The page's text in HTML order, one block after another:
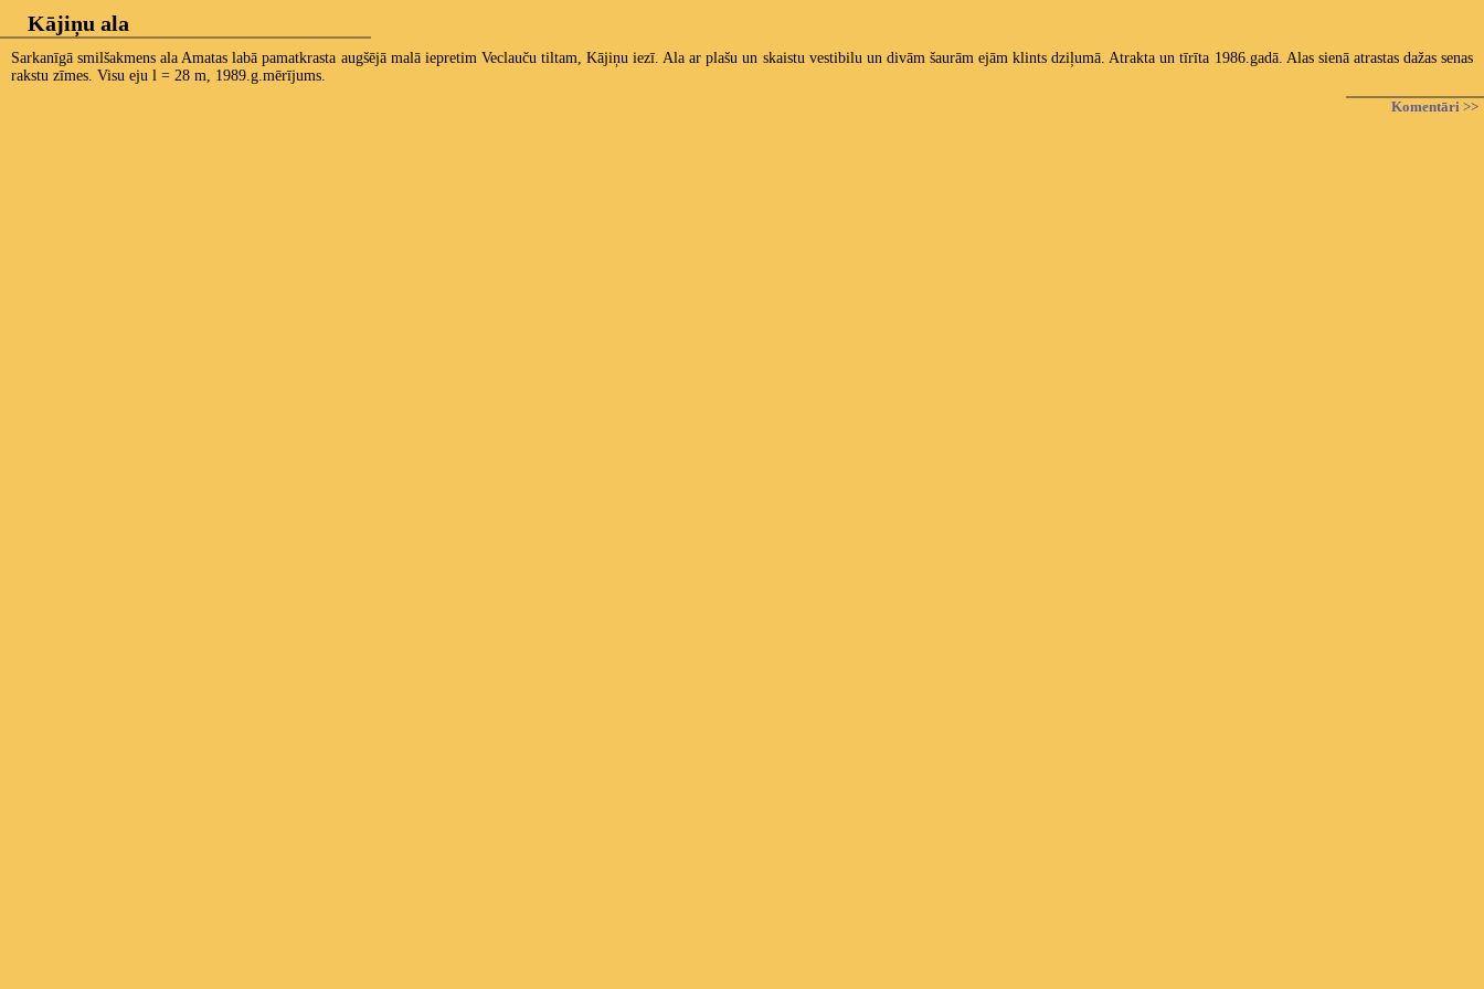
Kājiņu ala
Sarkanīgā smilšakmens ala Amatas labā pamatkrasta augšējā malā iepretim Veclauču tiltam, Kājiņu iezī. Ala ar plašu un skaistu vestibilu un divām šaurām ejām klints dziļumā. Atrakta un tīrīta 1986.gadā. Alas sienā atrastas dažas senas
rakstu zīmes. Visu eju l = 28 m, 1989.g.mērījums.
Komentāri >>